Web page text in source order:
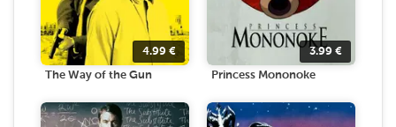
4.99 €
The Way of the Gun
3.99 €
Princess Mononoke